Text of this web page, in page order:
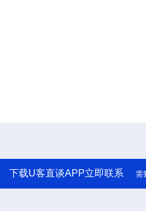
下载U客直谈APP立即联系 需